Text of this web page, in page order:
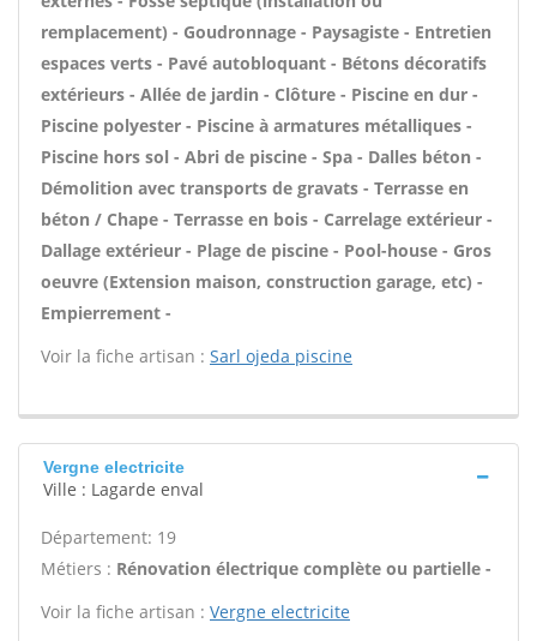
remplacement) - Goudronnage - Paysagiste - Entretien
espaces verts - Pavé autobloquant - Bétons décoratifs
extérieurs - Allée de jardin - Clôture - Piscine en dur -
Piscine polyester - Piscine à armatures métalliques -
Piscine hors sol - Abri de piscine - Spa - Dalles béton -
Démolition avec transports de gravats - Terrasse en
béton / Chape - Terrasse en bois - Carrelage extérieur -
Dallage extérieur - Plage de piscine - Pool-house - Gros
oeuvre (Extension maison, construction garage, etc) -
Empierrement -
Voir la fiche artisan : Sarl ojeda piscine
Vergne electricite
Ville : Lagarde enval
Département: 19
Métiers : Rénovation électrique complète ou partielle -
Voir la fiche artisan : Vergne electricite